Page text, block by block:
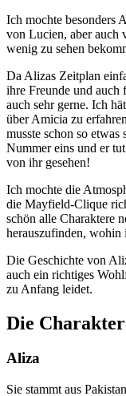
Ich mochte besonders
von Lucien, aber auch
wenig zu sehen
Da Alizas Zeitplan
ihre Freunde und
auch sehr gerne. Ich
über Amicia zu
musste schon so
Nummer eins und er
von ihr gesehen!
Ich mochte die
die Mayfield-Clique
schön alle Charaktere
herauszufinden, wohin
Die Geschichte von
auch ein richtiges
zu Anfang leidet.
Die
Aliza
Sie stammt aus